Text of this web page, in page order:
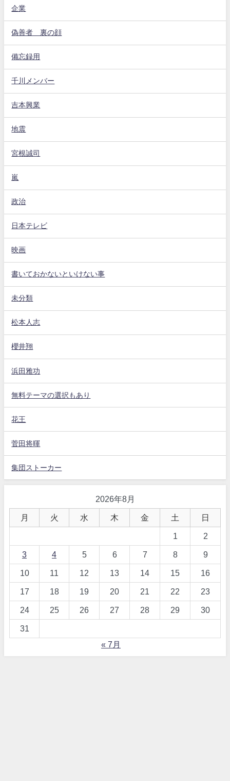
企業
偽善者 裏の顔
備忘録用
千川メンバー
吉本興業
地震
宮根誠司
嵐
政治
日本テレビ
映画
書いておかないといけない事
未分類
松本人志
櫻井翔
浜田雅功
無料テーマの選択もあり
花王
菅田将暉
集団ストーカー
2026年8月
月 火 水 木 金 土 日
1 2
3 4 5 6 7 8 9
10 11 12 13 14 15 16
17 18 19 20 21 22 23
24 25 26 27 28 29 30
31
« 7月